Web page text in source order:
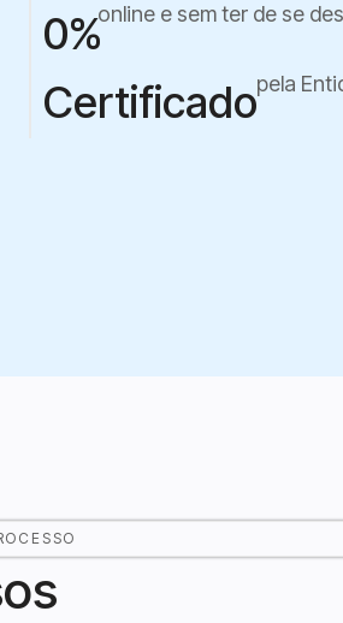
0%online e sem ter de se
Certificadopela